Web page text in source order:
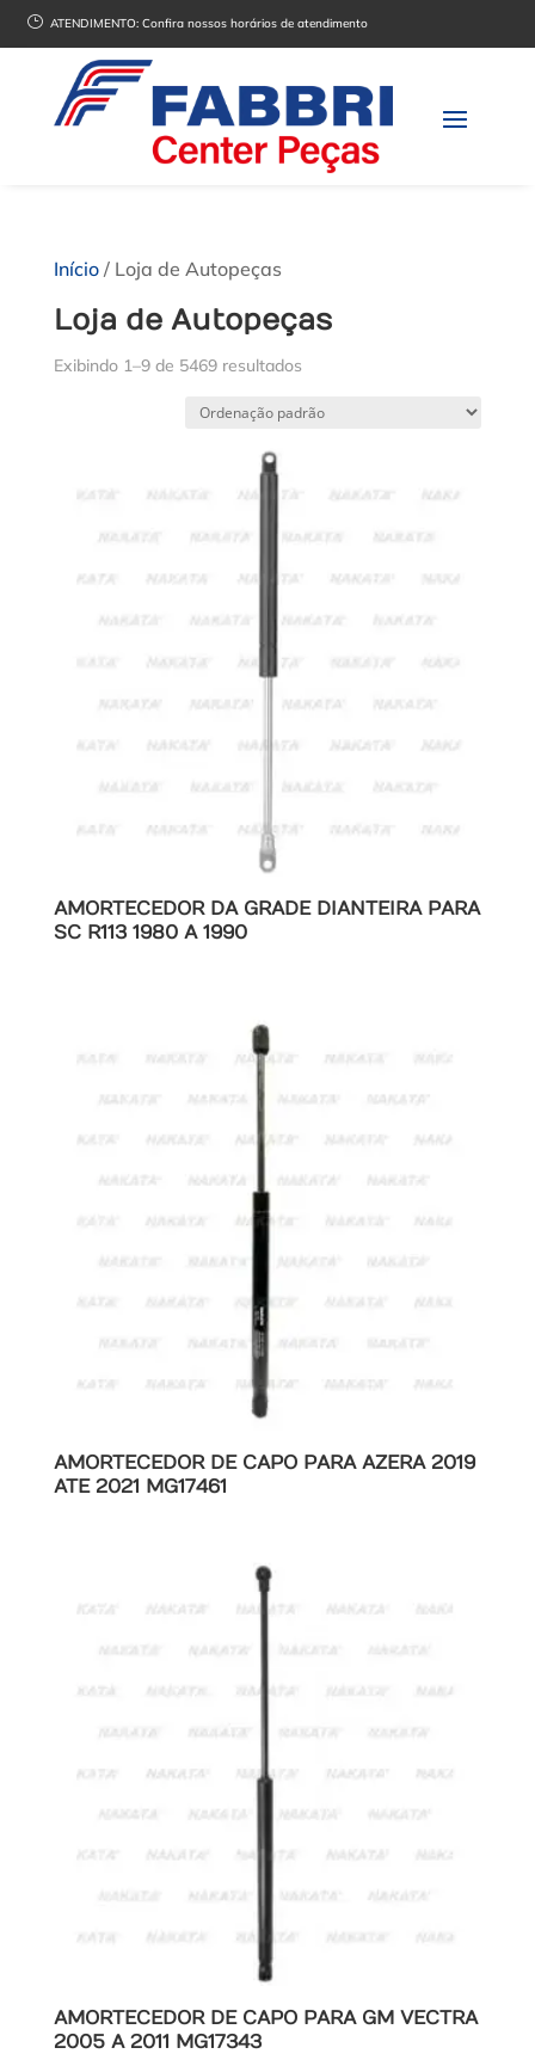
} ATENDIMENTO:Confira nossos horários de atendimento
Início/ Loja de Autopeças
Loja de Autopeças
Exibindo 1–9 de 5469 resultados
AMORTECEDOR DA GRADE DIANTEIRA PARA
SC R113 1980 A 1990
AMORTECEDOR DE CAPO PARA AZERA 2019
ATE 2021 MG17461
AMORTECEDOR DE CAPO PARA GM VECTRA
2005 A 2011 MG17343